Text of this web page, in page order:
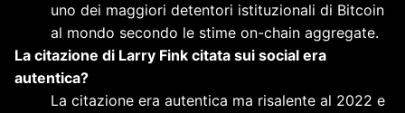
uno dei maggiori detentori istituzionali di Bitcoin
al mondo secondo le stime on-chain aggregate.
La citazione di Larry Fink citata sui social era
autentica?
La citazione era autentica ma risalente al 2022 e